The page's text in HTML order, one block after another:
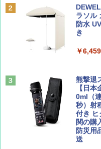
ディズ
誌] (Ｄ
￥713
￥1,540
D40 地
力的な
￥2,079
球の歩
￥2,479
A26 地
ァキア
ト プラ
ーチ
￥4,980
テント
￥5,999
ラソル
防水
き
￥6,459
熊撃退
【日
0ml（
秒）射
付き ヒ
関の購
防災用
送